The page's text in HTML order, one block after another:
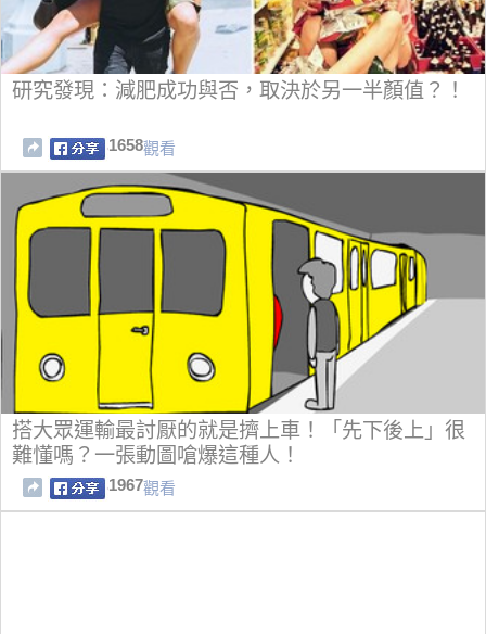
研究發現：減肥成功與否，取決於另一半顏值？！
1658觀看
搭大眾運輸最討厭的就是擠上車！「先下後上」很
難懂嗎？一張動圖嗆爆這種人！
1967觀看